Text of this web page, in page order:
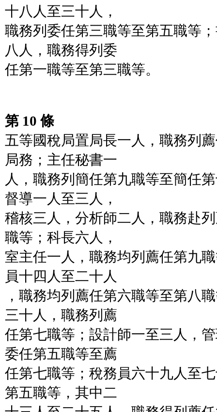
十八人至三十人，
職務列委任第三職等至第五職等
八人，職務得列委
任第一職等至第三職等。
第 10 條
五等國稅局置局長一人，職務列
局務；主任秘書一
人，職務列簡任第九職等至簡任
督導一人至三人，
稽核三人，分析師二人，職務赴
職等；科長六人，
室主任一人，職務均列薦任第九
員十四人至二十人
，職務均列薦任第六職等至第八
三十人，職務列薦
任第七職等；設計師一至三人，
委任第五職等至薦
任第七職等；稅務員六十九人至
第五職等，其中二